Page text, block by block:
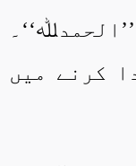
کرنے میں